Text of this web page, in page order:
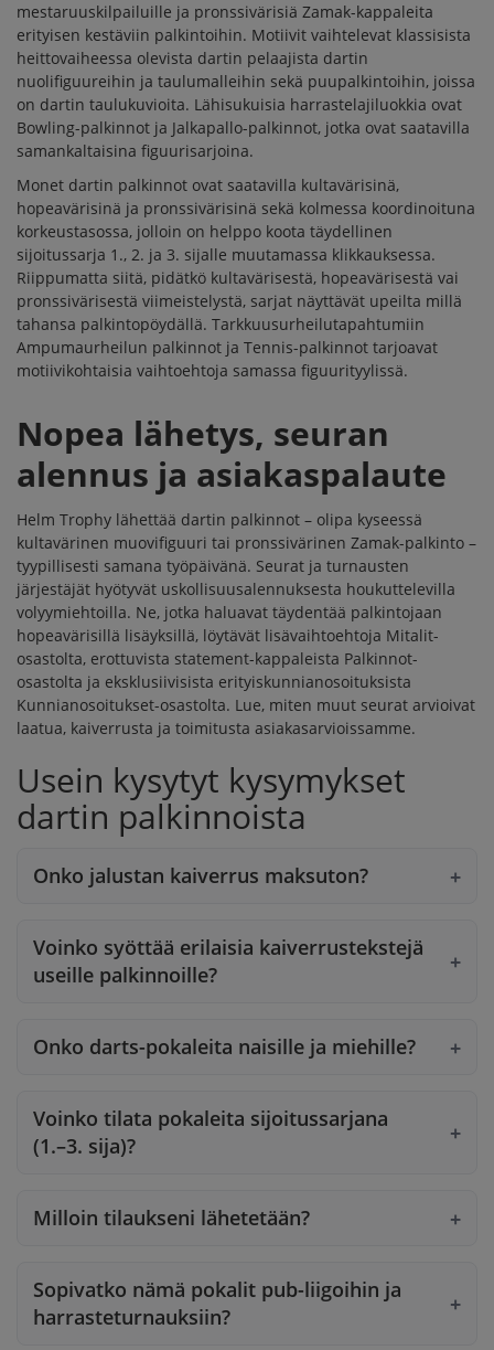
mestaruuskilpailuille ja pronssivärisiä Zamak-kappaleita
erityisen kestäviin palkintoihin. Motiivit vaihtelevat klassisista
heittovaiheessa olevista dartin pelaajista dartin
nuolifiguureihin ja taulumalleihin sekä puupalkintoihin, joissa
on dartin taulukuvioita. Lähisukuisia harrastelajiluokkia ovat
Bowling-palkinnot ja Jalkapallo-palkinnot, jotka ovat saatavilla
samankaltaisina figuurisarjoina.
Monet dartin palkinnot ovat saatavilla kultavärisinä,
hopeavärisinä ja pronssivärisinä sekä kolmessa koordinoituna
korkeustasossa, jolloin on helppo koota täydellinen
sijoitussarja 1., 2. ja 3. sijalle muutamassa klikkauksessa.
Riippumatta siitä, pidätkö kultavärisestä, hopeavärisestä vai
pronssivärisestä viimeistelystä, sarjat näyttävät upeilta millä
tahansa palkintopöydällä. Tarkkuusurheilutapahtumiin
Ampumaurheilun palkinnot ja Tennis-palkinnot tarjoavat
motiivikohtaisia vaihtoehtoja samassa figuurityylissä.
Nopea lähetys, seuran
alennus ja asiakaspalaute
Helm Trophy lähettää dartin palkinnot – olipa kyseessä
kultavärinen muovifiguuri tai pronssivärinen Zamak-palkinto –
tyypillisesti samana työpäivänä. Seurat ja turnausten
järjestäjät hyötyvät uskollisuusalennuksesta houkuttelevilla
volyymiehtoilla. Ne, jotka haluavat täydentää palkintojaan
hopeavärisillä lisäyksillä, löytävät lisävaihtoehtoja Mitalit-
osastolta, erottuvista statement-kappaleista Palkinnot-
osastolta ja eksklusiivisista erityiskunnianosoituksista
Kunnianosoitukset-osastolta. Lue, miten muut seurat arvioivat
laatua, kaiverrusta ja toimitusta asiakasarvioissamme.
Usein kysytyt kysymykset
dartin palkinnoista
Onko jalustan kaiverrus maksuton?
Voinko syöttää erilaisia kaiverrustekstejä
useille palkinnoille?
Onko darts-pokaleita naisille ja miehille?
Voinko tilata pokaleita sijoitussarjana
(1.–3. sija)?
Milloin tilaukseni lähetetään?
Sopivatko nämä pokalit pub-liigoihin ja
harrasteturnauksiin?